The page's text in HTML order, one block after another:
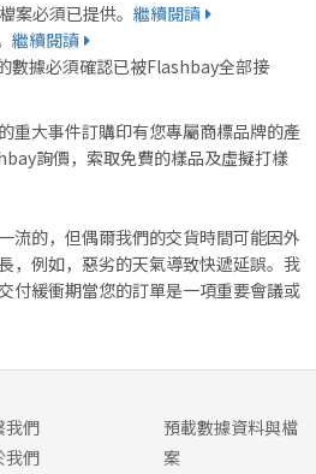
案必須已提供。 繼續閱讀
繼續閱讀
數據必須確認已被Flashbay全部接
重大事件訂購印有您專屬商標品牌的產
詢價，索取免費的樣品及虛擬打樣
流的，但偶爾我們的交貨時間可能因外
，例如，惡劣的天氣導致快遞延誤。我
付緩衝期當您的訂單是一項重要會議或
我們
我們
預載數據資料與檔
案